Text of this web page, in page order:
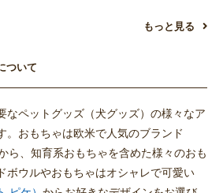
もっと見る
ついて
なペットグッズ（犬グッズ）の様々なア
。おもちゃは欧米で人気のブランド
ら、知育系おもちゃを含めた様々のおも
ボウルやおもちゃはオシャレで可愛い